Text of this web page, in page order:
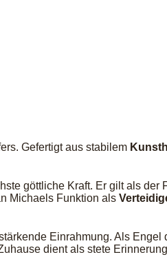
Gefertigt aus stabilem
göttliche Kraft. Er gilt als
Michaels Funktion als
Einrahmung. Als
dient als stete